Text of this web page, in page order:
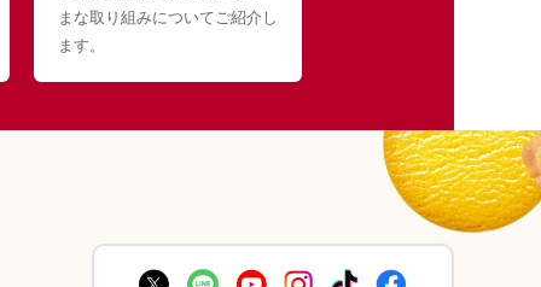
まな取り組みについてご紹介し
ます。